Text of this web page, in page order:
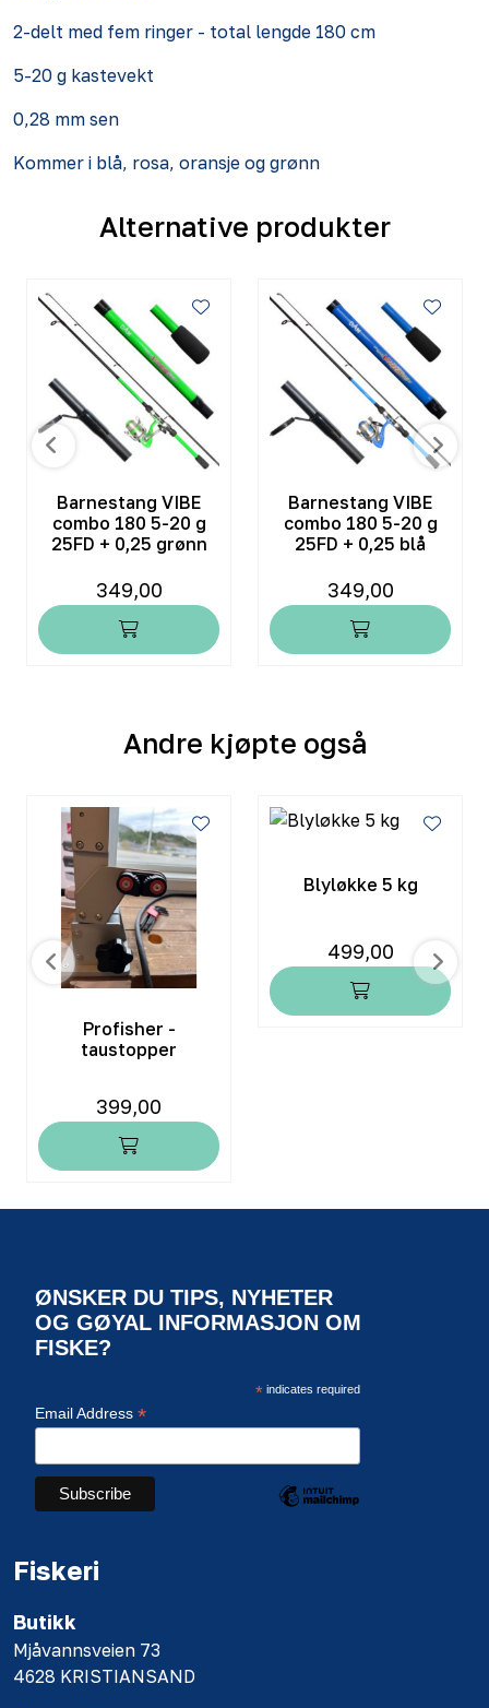
2-delt med fem ringer - total lengde 180 cm
5-20 g kastevekt
0,28 mm sen
Kommer i blå, rosa, oransje og grønn
Alternative produkter
Barnestang VIBE
combo 180 5-20 g
25FD + 0,25 grønn
349,00
Barnestang VIBE
combo 180 5-20 g
25FD + 0,25 blå
349,00
Andre kjøpte også
Profisher -
taustopper
399,00
Blyløkke 5 kg
499,00
ØNSKER DU TIPS, NYHETER
OG GØYAL INFORMASJON OM
FISKE?
*indicates required
Email Address *
Fiskeri
Butikk
Mjåvannsveien 73
4628 KRISTIANSAND